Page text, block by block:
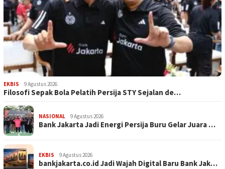
EKBIS 9 Agustus 2026
Filosofi Sepak Bola Pelatih Persija STY Sejalan de…
NASIONAL 9 Agustus 2026
Bank Jakarta Jadi Energi Persija Buru Gelar Juara …
EKBIS 9 Agustus 2026
bankjakarta.co.id Jadi Wajah Digital Baru Bank Jak…